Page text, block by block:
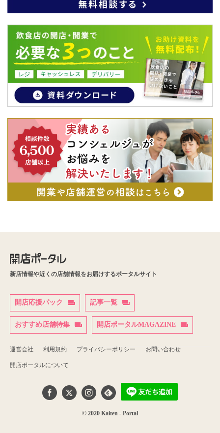
新店情報や近くの店舗情報をお届けするポータルサイト
開店応援パック 記事一覧
おすすめ店舗特集 開店ポータルMAGAZINE
運営会社 利用規約 プライバシーポリシー お問い合わせ
開店ポータルについて
© 2020 Kaiten - Portal